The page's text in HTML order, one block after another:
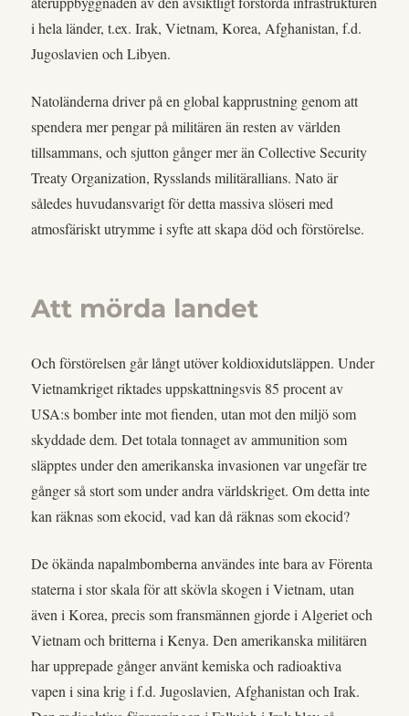
i hela länder, t.ex. Irak, Vietnam, Korea, Afghanistan, f.d.
Jugoslavien och Libyen.
Natoländerna driver på en global kapprustning genom att
spendera mer pengar på militären än resten av världen
tillsammans, och sjutton gånger mer än Collective Security
Treaty Organization, Rysslands militärallians. Nato är
således huvudansvarigt för detta massiva slöseri med
atmosfäriskt utrymme i syfte att skapa död och förstörelse.
Att mörda landet
Och förstörelsen går långt utöver koldioxidutsläppen. Under
Vietnamkriget riktades uppskattningsvis 85 procent av
USA:s bomber inte mot fienden, utan mot den miljö som
skyddade dem. Det totala tonnaget av ammunition som
släpptes under den amerikanska invasionen var ungefär tre
gånger så stort som under andra världskriget. Om detta inte
kan räknas som ekocid, vad kan då räknas som ekocid?
De ökända napalmbomberna användes inte bara av Förenta
staterna i stor skala för att skövla skogen i Vietnam, utan
även i Korea, precis som fransmännen gjorde i Algeriet och
Vietnam och britterna i Kenya. Den amerikanska militären
har upprepade gånger använt kemiska och radioaktiva
vapen i sina krig i f.d. Jugoslavien, Afghanistan och Irak.